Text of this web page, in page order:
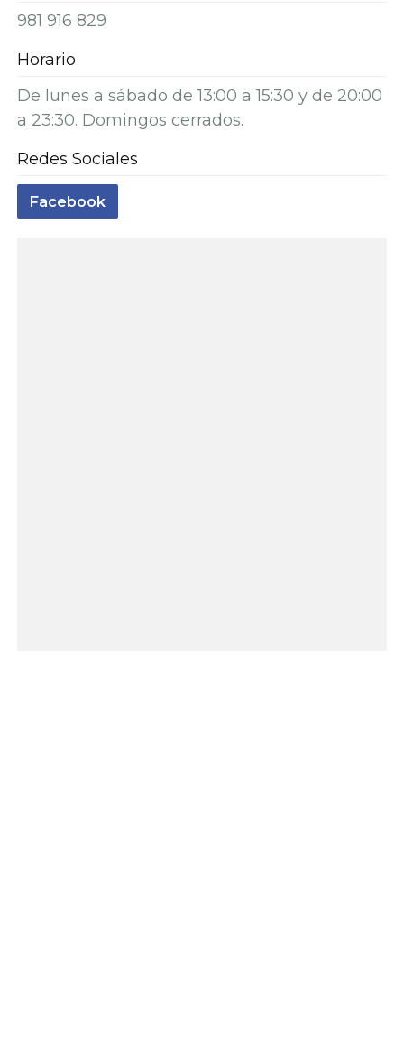
981 916 829
Horario
De lunes a sábado de 13:00 a 15:30 y de 20:00
a 23:30. Domingos cerrados.
Redes Sociales
Facebook